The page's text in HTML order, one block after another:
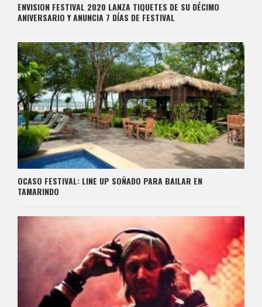
ENVISION FESTIVAL 2020 LANZA TIQUETES DE SU DÉCIMO
ANIVERSARIO Y ANUNCIA 7 DÍAS DE FESTIVAL
OCASO FESTIVAL: LINE UP SOÑADO PARA BAILAR EN
TAMARINDO